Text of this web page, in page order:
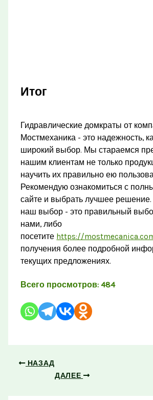
Итог
Гидравлические домкраты от
Мостмеханика - это надежность,
широкий выбор. Мы стараемся
нашим клиентам не только
научить их правильно ею
Рекомендую ознакомиться с
сайте и выбрать лучшее решение.
наш выбор - это правильный
нами, либо
посетите https://
получения более подробной
текущих предложениях.
Всего просмотров: 484
НАЗАД
ДАЛЕЕ